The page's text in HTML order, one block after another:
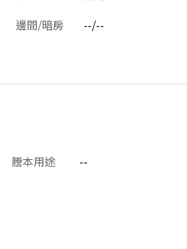
邊間/暗房
--/--
謄本用途
--